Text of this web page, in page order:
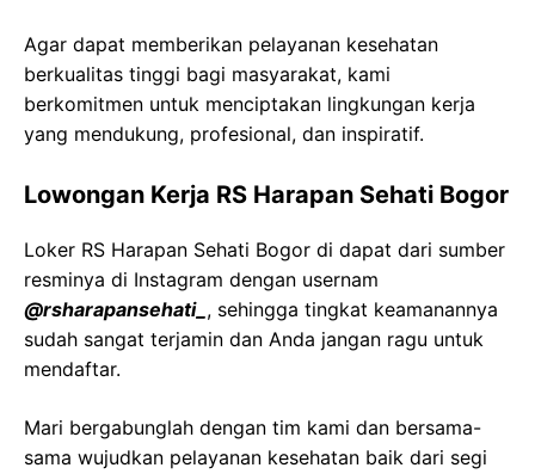
Agar dapat memberikan pelayanan kesehatan
berkualitas tinggi bagi masyarakat, kami
berkomitmen untuk menciptakan lingkungan kerja
yang mendukung, profesional, dan inspiratif.
Lowongan Kerja RS Harapan Sehati Bogor
Loker RS Harapan Sehati Bogor di dapat dari sumber
resminya di Instagram dengan usernam
@rsharapansehati_ , sehingga tingkat keamanannya
sudah sangat terjamin dan Anda jangan ragu untuk
mendaftar.
Mari bergabunglah dengan tim kami dan bersama-
sama wujudkan pelayanan kesehatan baik dari segi